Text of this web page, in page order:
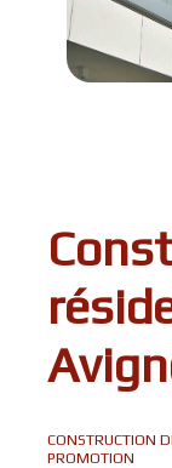
CONSTRUCTION
PROMOTION